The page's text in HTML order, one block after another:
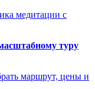
медитации с
туру
маршрут, цены и